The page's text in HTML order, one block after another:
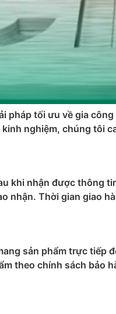
pháp tối ưu về gia
nghiệm, chúng tôi
khi nhận được thông
nhận. Thời gian giao
sản phẩm trực
theo chính sách bảo